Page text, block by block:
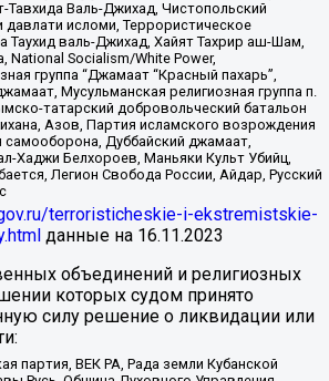
Валь-Джихад, Чистопольский
исломи, Террористическое
Таухид валь-Джихад, Хайят Тахрир аш-Шам,
Socialism/White Power,
группа “Джамаат “Красный пахарь”,
Мусульманская религиозная группа п.
татарский добровольческий батальон
Азов, Партия исламского возрождения
Дуббайский джамаат,
Хаджи Белхороев, Маньяки Культ Убийц,
Легион Свобода России, Айдар, Русский
terroristicheskie-i-ekstremistskie-
данные на 16.11.2023
объединений и религиозных
которых судом принято
силу решение о ликвидации или
партия, ВЕК РА, Рада земли Кубанской